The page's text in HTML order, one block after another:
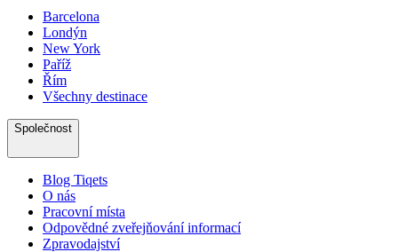
Barcelona
Londýn
New York
Paříž
Řím
Všechny destinace
Společnost
Blog Tiqets
O nás
Pracovní místa
Odpovědné zveřejňování informací
Zpravodajství